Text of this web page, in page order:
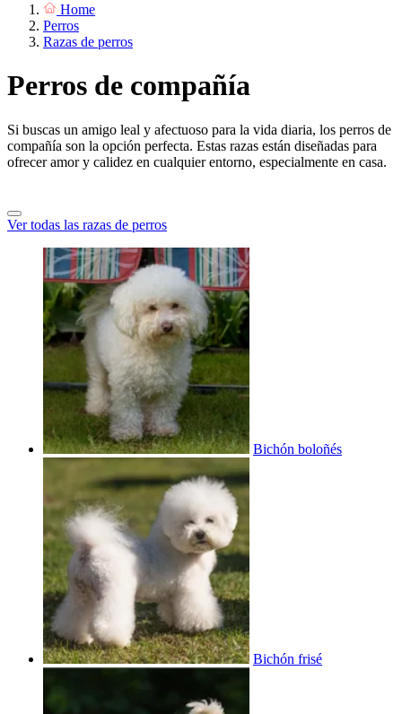
Home
Perros
Razas de perros
Perros de compañía
Si buscas un amigo leal y afectuoso para la vida diaria, los perros de
compañía son la opción perfecta. Estas razas están diseñadas para
ofrecer amor y calidez en cualquier entorno, especialmente en casa.
Ver todas las razas de perros
Bichón boloñés
Bichón frisé